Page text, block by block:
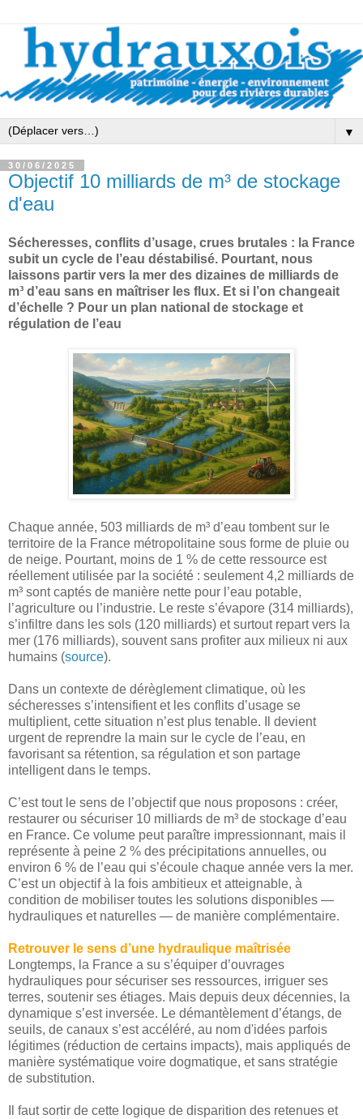
▼
30/06/2025
Objectif 10 milliards de m³ de stockage
d'eau
Sécheresses, conflits d’usage, crues brutales : la France
subit un cycle de l’eau déstabilisé. Pourtant, nous
laissons partir vers la mer des dizaines de milliards de
m³ d’eau sans en maîtriser les flux. Et si l’on changeait
d’échelle ? Pour un plan national de stockage et
régulation de l’eau
Chaque année, 503 milliards de m³ d’eau tombent sur le
territoire de la France métropolitaine sous forme de pluie ou
de neige. Pourtant, moins de 1 % de cette ressource est
réellement utilisée par la société : seulement 4,2 milliards de
m³ sont captés de manière nette pour l’eau potable,
l’agriculture ou l’industrie. Le reste s’évapore (314 milliards),
s’infiltre dans les sols (120 milliards) et surtout repart vers la
mer (176 milliards), souvent sans profiter aux milieux ni aux
humains (source).
Dans un contexte de dérèglement climatique, où les
sécheresses s’intensifient et les conflits d’usage se
multiplient, cette situation n’est plus tenable. Il devient
urgent de reprendre la main sur le cycle de l’eau, en
favorisant sa rétention, sa régulation et son partage
intelligent dans le temps.
C’est tout le sens de l’objectif que nous proposons : créer,
restaurer ou sécuriser 10 milliards de m³ de stockage d’eau
en France. Ce volume peut paraître impressionnant, mais il
représente à peine 2 % des précipitations annuelles, ou
environ 6 % de l’eau qui s’écoule chaque année vers la mer.
C’est un objectif à la fois ambitieux et atteignable, à
condition de mobiliser toutes les solutions disponibles —
hydrauliques et naturelles — de manière complémentaire.
Retrouver le sens d’une hydraulique maîtrisée
Longtemps, la France a su s’équiper d’ouvrages
hydrauliques pour sécuriser ses ressources, irriguer ses
terres, soutenir ses étiages. Mais depuis deux décennies, la
dynamique s’est inversée. Le démantèlement d’étangs, de
seuils, de canaux s’est accéléré, au nom d'idées parfois
légitimes (réduction de certains impacts), mais appliqués de
manière systématique voire dogmatique, et sans stratégie
de substitution.
Il faut sortir de cette logique de disparition des retenues et